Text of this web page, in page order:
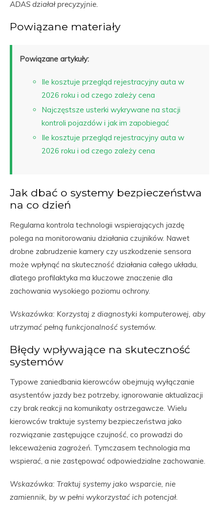
ADAS działał precyzyjnie.
Powiązane materiały
Powiązane artykuły:
Ile kosztuje przegląd rejestracyjny auta w
2026 roku i od czego zależy cena
Najczęstsze usterki wykrywane na stacji
kontroli pojazdów i jak im zapobiegać
Ile kosztuje przegląd rejestracyjny auta w
2026 roku i od czego zależy cena
Jak dbać o systemy bezpieczeństwa
na co dzień
Regularna kontrola technologii wspierających jazdę
polega na monitorowaniu działania czujników. Nawet
drobne zabrudzenie kamery czy uszkodzenie sensora
może wpłynąć na skuteczność działania całego układu,
dlatego profilaktyka ma kluczowe znaczenie dla
zachowania wysokiego poziomu ochrony.
Wskazówka: Korzystaj z diagnostyki komputerowej, aby
utrzymać pełną funkcjonalność systemów.
Błędy wpływające na skuteczność
systemów
Typowe zaniedbania kierowców obejmują wyłączanie
asystentów jazdy bez potrzeby, ignorowanie aktualizacji
czy brak reakcji na komunikaty ostrzegawcze. Wielu
kierowców traktuje systemy bezpieczeństwa jako
rozwiązanie zastępujące czujność, co prowadzi do
lekceważenia zagrożeń. Tymczasem technologia ma
wspierać, a nie zastępować odpowiedzialne zachowanie.
Wskazówka: Traktuj systemy jako wsparcie, nie
zamiennik, by w pełni wykorzystać ich potencjał.